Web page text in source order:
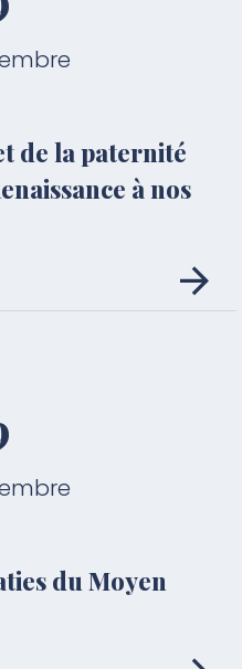
de la paternité
à nos
du Moyen